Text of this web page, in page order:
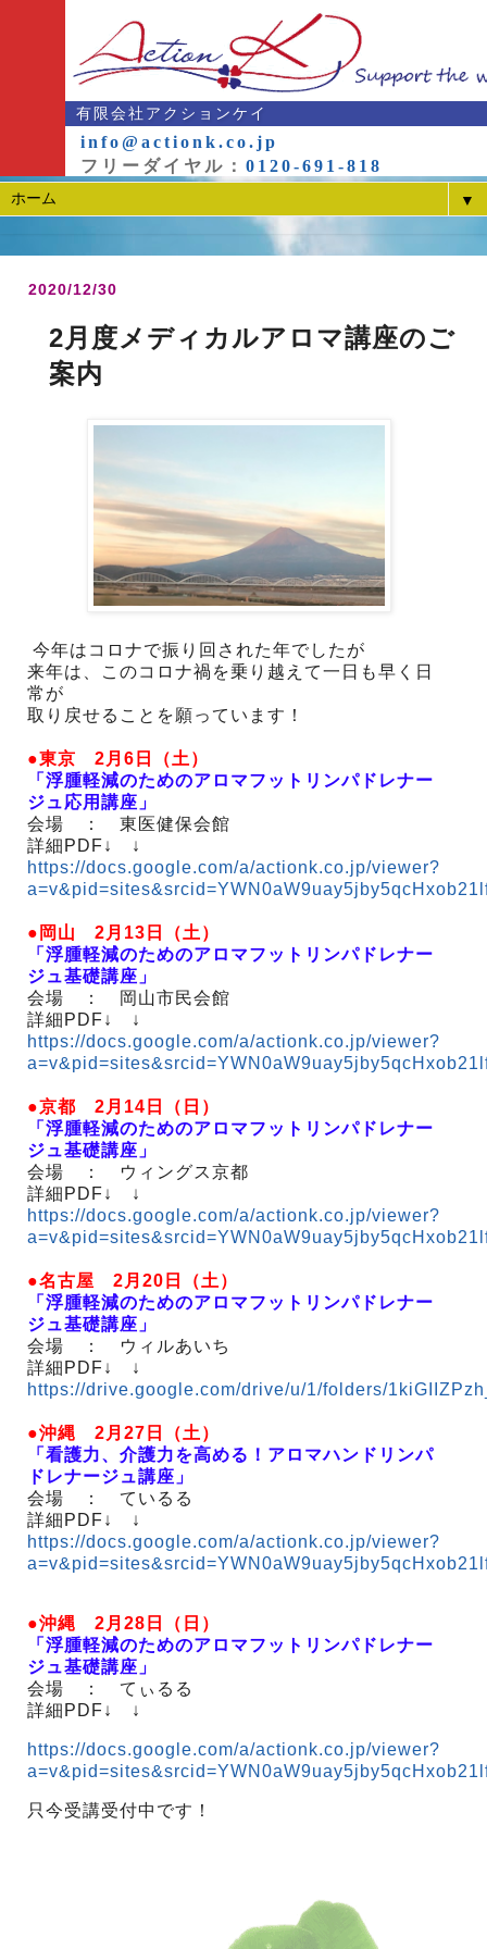
有限会社アクションケイ
info@actionk.co.jp
フリーダイヤル： 0120-691-818
▼
2020/12/30
2月度メディカルアロマ講座のご
案内
今年はコロナで振り回された年でしたが
来年は、このコロナ禍を乗り越えて一日も早く日
常が
取り戻せることを願っています！
●東京 2月6日（土）
「浮腫軽減のためのアロマフットリンパドレナー
ジュ応用講座」
会場 ： 東医健保会館
詳細PDF↓ ↓
https://docs.google.com/a/actionk.co.jp/viewer?
●岡山 2月13日（土）
「浮腫軽減のためのアロマフットリンパドレナー
ジュ基礎講座」
会場 ： 岡山市民会館
詳細PDF↓ ↓
https://docs.google.com/a/actionk.co.jp/viewer?
●京都 2月14日（日）
「浮腫軽減のためのアロマフットリンパドレナー
ジュ基礎講座」
会場 ： ウィングス京都
詳細PDF↓ ↓
https://docs.google.com/a/actionk.co.jp/viewer?
●名古屋 2月20日（土）
「浮腫軽減のためのアロマフットリンパドレナー
ジュ基礎講座」
会場 ： ウィルあいち
詳細PDF↓ ↓
https://drive.google.com/drive/u/1/folders/
●沖縄 2月27日（土）
「看護力、介護力を高める！アロマハンドリンパ
ドレナージュ講座」
会場 ： ているる
詳細PDF↓ ↓
https://docs.google.com/a/actionk.co.jp/viewer?
●沖縄 2月28日（日）
「浮腫軽減のためのアロマフットリンパドレナー
ジュ基礎講座」
会場 ： てぃるる
詳細PDF↓ ↓
https://docs.google.com/a/actionk.co.jp/viewer?
只今受講受付中です！